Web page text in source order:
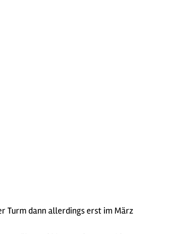
Turm dann allerdings erst im März